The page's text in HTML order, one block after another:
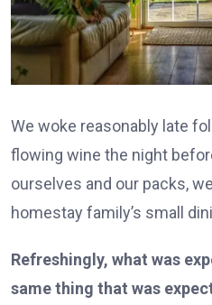
We woke reasonably late
flowing wine the night
ourselves and our packs,
homestay family’s small
Refreshingly, what was
same thing that was